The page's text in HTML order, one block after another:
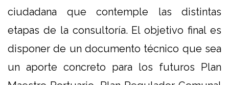
ciudadana que contemple las distintas
etapas de la consultoría. El objetivo final es
disponer de un documento técnico que sea
un aporte concreto para los futuros Plan